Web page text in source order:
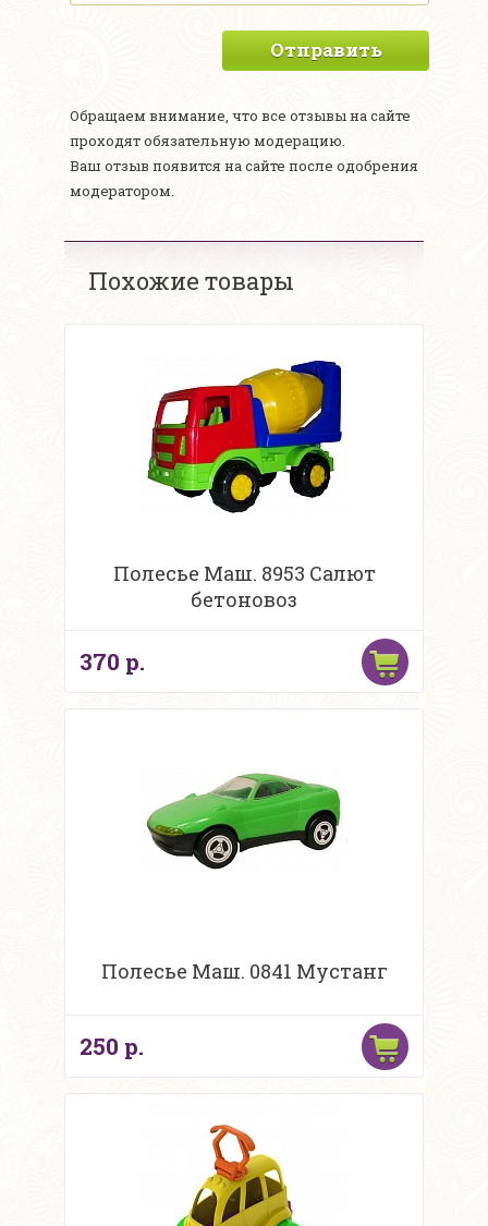
Отправить
Обращаем внимание, что все отзывы на сайте
проходят обязательную модерацию.
Ваш отзыв появится на сайте после одобрения
модератором.
Похожие товары
Полесье Маш. 8953 Салют
бетоновоз
370 р.
Полесье Маш. 0841 Мустанг
250 р.